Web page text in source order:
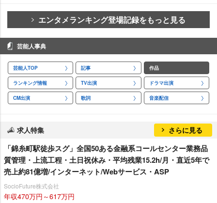
エンタメランキング登場記録をもっと見る
芸能人事典
芸能人TOP 記事 作品
ランキング情報 TV出演 ドラマ出演
CM出演 歌詞 音楽配信
求人特集 さらに見る
「錦糸町駅徒歩スグ」全国50ある金融系コールセンター業務品
質管理・上流工程・土日祝休み・平均残業15.2h/月・直近5年で
売上約81億増/インターネット/Webサービス・ASP
SocioFuture株式会社
年収470万円～617万円